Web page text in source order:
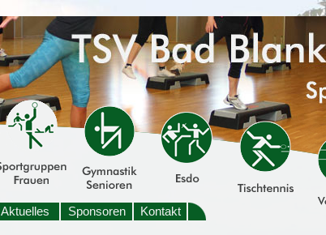
Aktuelles Sponsoren Kontakt